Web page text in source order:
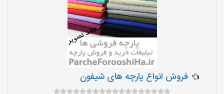
فروش انواع پارچه های شیفون